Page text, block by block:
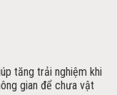
tăng trải nghiệm khi
gian để chưa vật